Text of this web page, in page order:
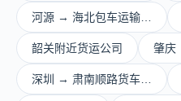
河源 → 海北包车运输…
韶关附近货运公司 肇庆
深圳 → 肃南顺路货车…